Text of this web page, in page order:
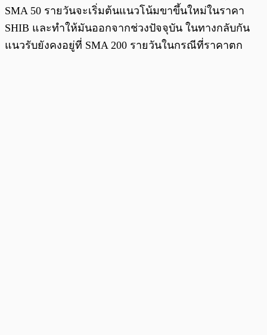
SMA 50 รายวันจะเริ่มต้นแนวโน้มขาขึ้นใหม่ในราคา
SHIB และทำให้มันออกจากช่วงปัจจุบัน ในทางกลับกัน
แนวรับยังคงอยู่ที่ SMA 200 รายวันในกรณีที่ราคาตก